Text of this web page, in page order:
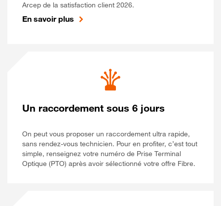
Arcep de la satisfaction client 2026.
En savoir plus
Un raccordement sous 6 jours
On peut vous proposer un raccordement ultra rapide,
sans rendez-vous technicien. Pour en profiter, c’est tout
simple, renseignez votre numéro de Prise Terminal
Optique (PTO) après avoir sélectionné votre offre Fibre.